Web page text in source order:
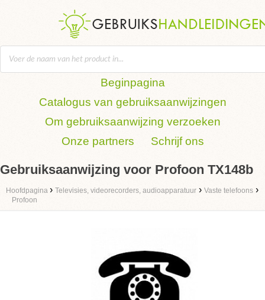
Beginpagina
Catalogus van gebruiksaanwijzingen
Om gebruiksaanwijzing verzoeken
Onze partners
Schrijf ons
Gebruiksaanwijzing voor Profoon TX148b
Hoofdpagina › Televisies, videorecorders, audioapparatuur › Vaste telefoons ›
Profoon